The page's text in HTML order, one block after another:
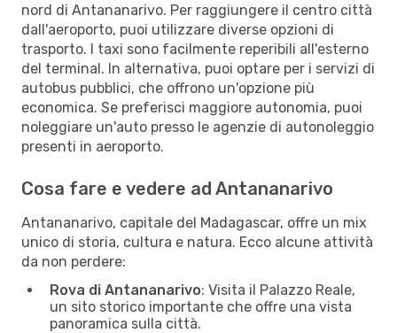
nord di Antananarivo. Per raggiungere il centro città
dall'aeroporto, puoi utilizzare diverse opzioni di
trasporto. I taxi sono facilmente reperibili all'esterno
del terminal. In alternativa, puoi optare per i servizi di
autobus pubblici, che offrono un'opzione più
economica. Se preferisci maggiore autonomia, puoi
noleggiare un'auto presso le agenzie di autonoleggio
presenti in aeroporto.
Cosa fare e vedere ad Antananarivo
Antananarivo, capitale del Madagascar, offre un mix
unico di storia, cultura e natura. Ecco alcune attività
da non perdere:
Rova di Antananarivo: Visita il Palazzo Reale,
un sito storico importante che offre una vista
panoramica sulla città.